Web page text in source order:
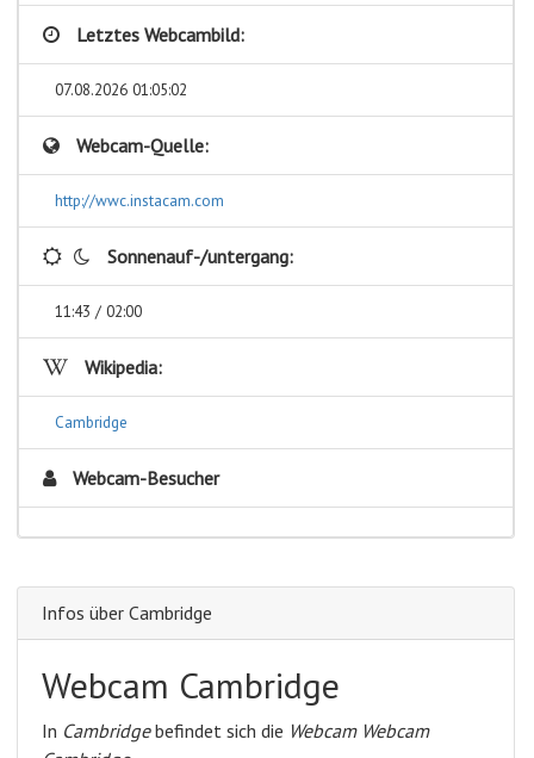
Letztes Webcambild:
07.08.2026 01:05:02
Webcam-Quelle:
http://wwc.instacam.com
Sonnenauf-/untergang:
11:43 / 02:00
Wikipedia:
Cambridge
Webcam-Besucher
Infos über Cambridge
Webcam Cambridge
In Cambridgebefindet sich die Webcam Webcam